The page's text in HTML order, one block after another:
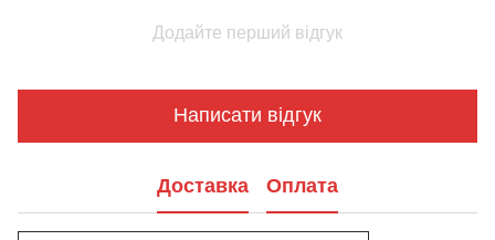
Додайте перший відгук
Написати відгук
Доставка Оплата